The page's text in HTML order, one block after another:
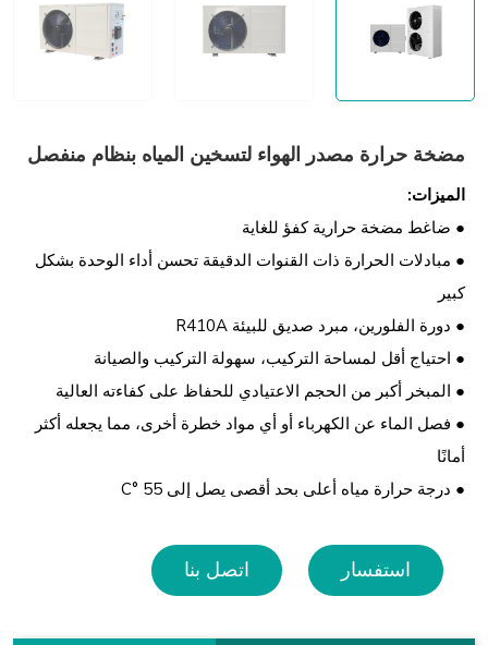
مضخة حرارة مصدر الهواء لتسخين المياه بنظام منفصل
الميزات:
● ضاغط مضخة حرارية كفؤ للغاية
● مبادلات الحرارة ذات القنوات الدقيقة تحسن أداء الوحدة بشكل
كبير
● دورة الفلورين، مبرد صديق للبيئة R410A
● احتياج أقل لمساحة التركيب، سهولة التركيب والصيانة
● المبخر أكبر من الحجم الاعتيادي للحفاظ على كفاءته العالية
● فصل الماء عن الكهرباء أو أي مواد خطرة أخرى، مما يجعله أكثر
أمانًا
● درجة حرارة مياه أعلى بحد أقصى يصل إلى 55 °C
استفسار اتصل بنا